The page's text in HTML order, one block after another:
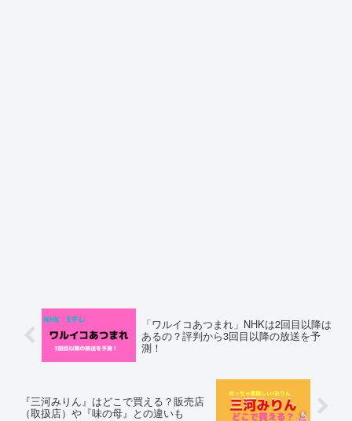
「ワルイコあつまれ」NHKは2回目以降は
あるの？評判から3回目以降の放送を予
測！
『三河みりん』はどこで買える？販売店
（取扱店）や『味の母』との違いも